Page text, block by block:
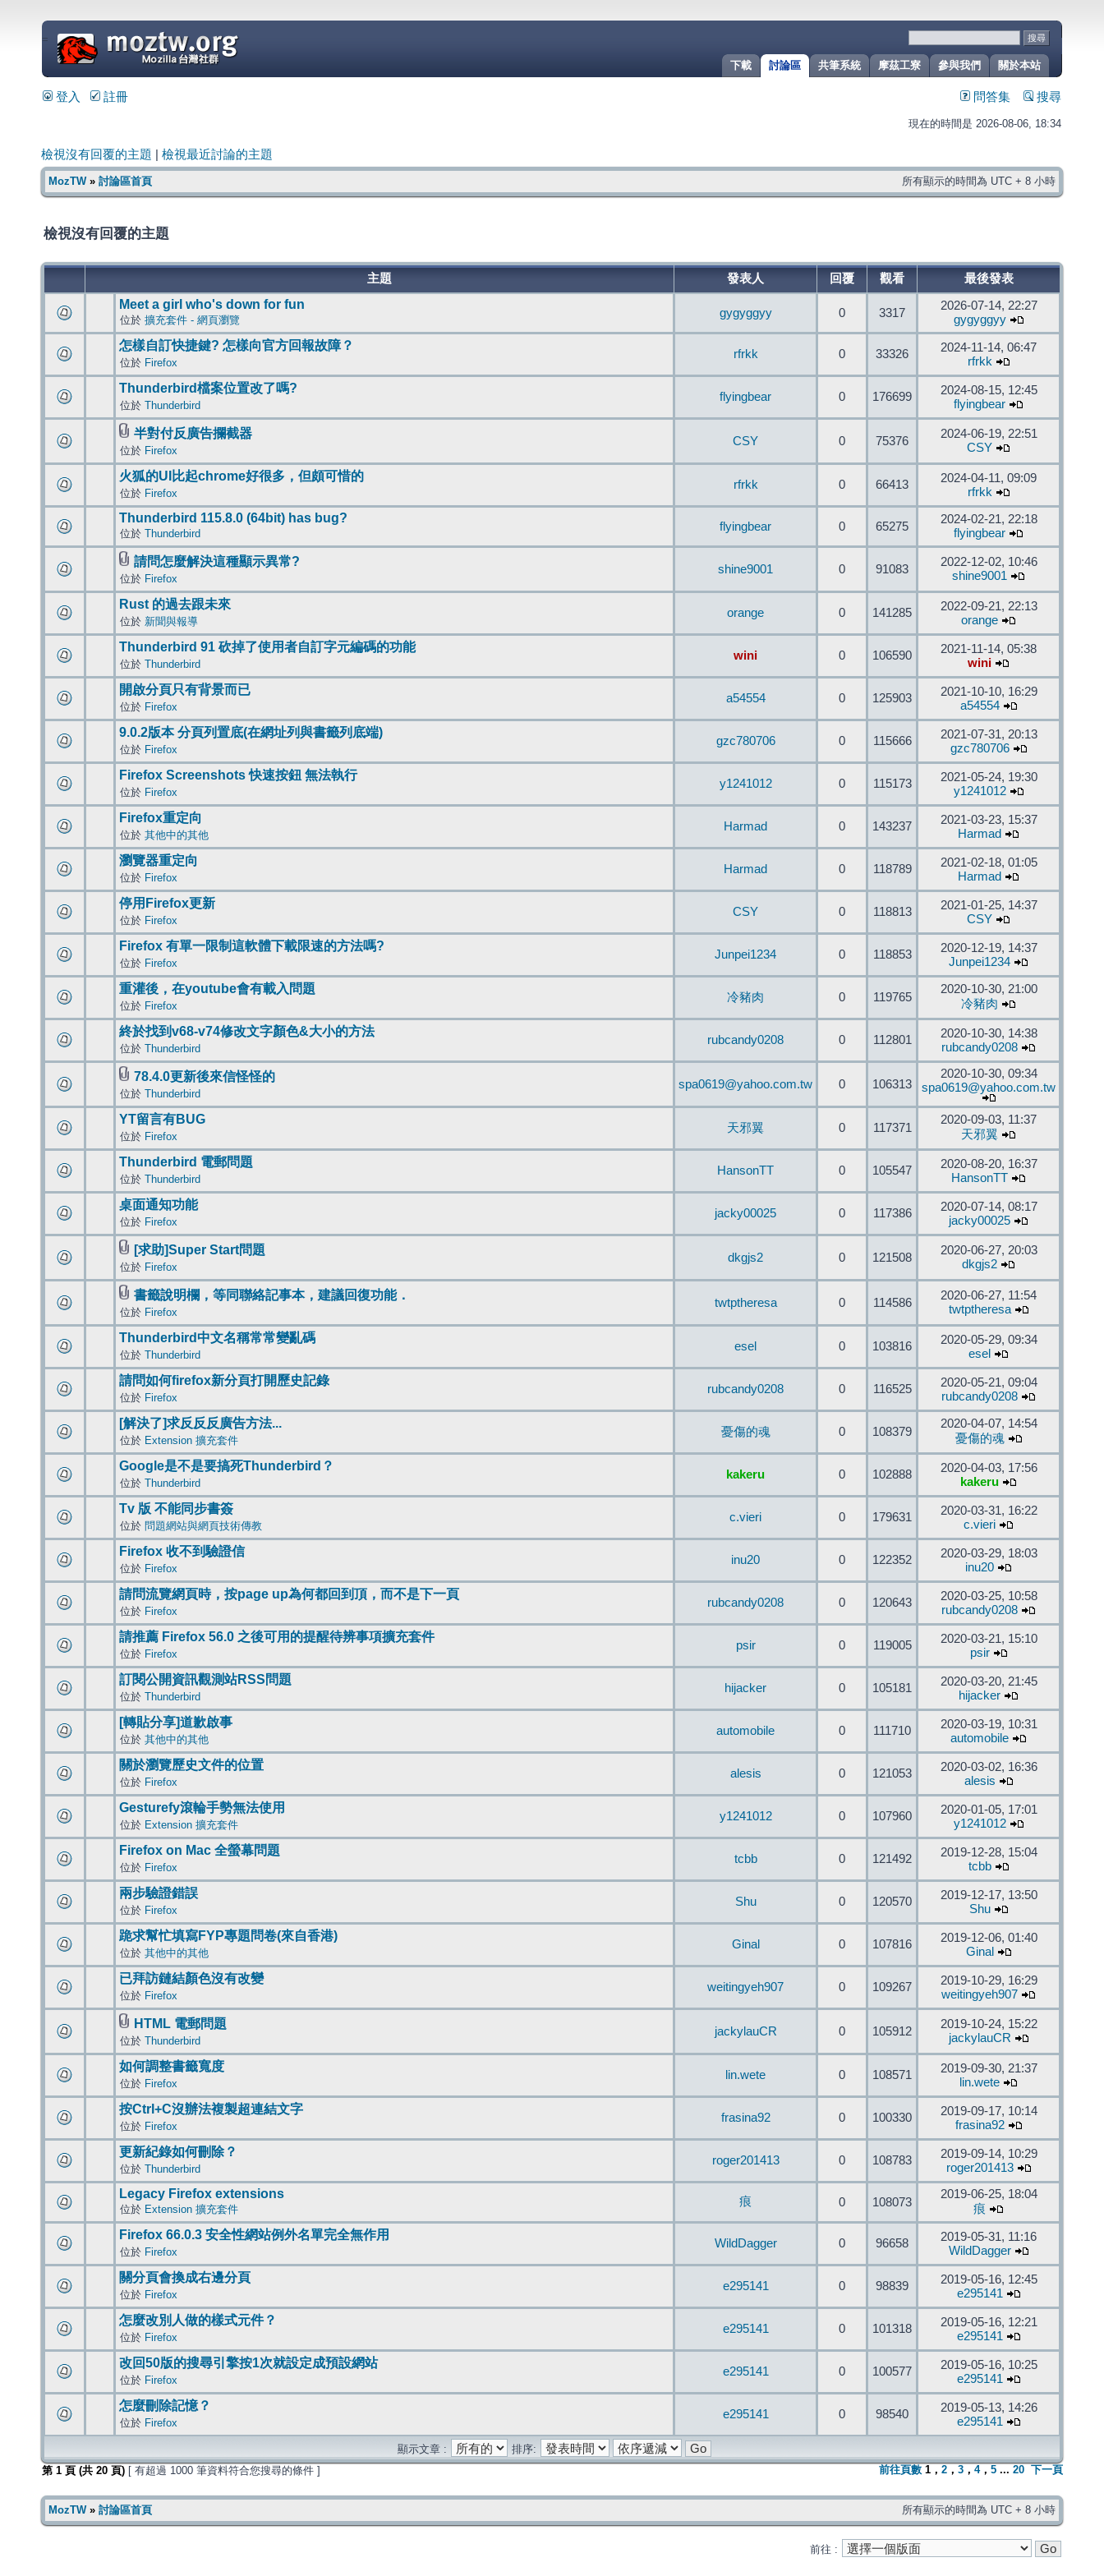
關於本站
參與我們
摩茲工寮
共筆系統
討論區
下載
=
登入 註冊 問答集 搜尋
現在的時間是 2026-08-06, 18:34
檢視沒有回覆的主題 檢視最近討論的主題
MozTW» 討論區首頁 所有顯示的時間為 UTC + 8 小時
檢視沒有回覆的主題
主題 發表人 回覆 觀看 最後發表
Meet a girl who's down for fun
位於 擴充套件 - 網頁瀏覽
gygyggyy 0 3317
2026-07-14, 22:27
gygyggyy
怎樣自訂快捷鍵? 怎樣向官方回報故障？
位於 Firefox
rfrkk 0 33326
2024-11-14, 06:47
rfrkk
Thunderbird檔案位置改了嗎?
位於 Thunderbird
flyingbear 0 176699
2024-08-15, 12:45
flyingbear
半對付反廣告攔截器
位於 Firefox
CSY 0 75376
2024-06-19, 22:51
CSY
火狐的UI比起chrome好很多，但頗可惜的
位於 Firefox
rfrkk 0 66413
2024-04-11, 09:09
rfrkk
Thunderbird 115.8.0 (64bit) has bug?
位於 Thunderbird
flyingbear 0 65275
2024-02-21, 22:18
flyingbear
請問怎麼解決這種顯示異常?
位於 Firefox
shine9001 0 91083
2022-12-02, 10:46
shine9001
Rust 的過去跟未來
位於 新聞與報導
orange 0 141285
2022-09-21, 22:13
orange
Thunderbird 91 砍掉了使用者自訂字元編碼的功能
位於 Thunderbird
wini 0 106590
2021-11-14, 05:38
wini
開啟分頁只有背景而已
位於 Firefox
a54554 0 125903
2021-10-10, 16:29
a54554
9.0.2版本 分頁列置底(在網址列與書籤列底端)
位於 Firefox
gzc780706 0 115666
2021-07-31, 20:13
gzc780706
Firefox Screenshots 快速按鈕 無法執行
位於 Firefox
y1241012 0 115173
2021-05-24, 19:30
y1241012
Firefox重定向
位於 其他中的其他
Harmad 0 143237
2021-03-23, 15:37
Harmad
瀏覽器重定向
位於 Firefox
Harmad 0 118789
2021-02-18, 01:05
Harmad
停用Firefox更新
位於 Firefox
CSY 0 118813
2021-01-25, 14:37
CSY
Firefox 有單一限制這軟體下載限速的方法嗎?
位於 Firefox
Junpei1234 0 118853
2020-12-19, 14:37
Junpei1234
重灌後，在youtube會有載入問題
位於 Firefox
冷豬肉 0 119765
2020-10-30, 21:00
冷豬肉
終於找到v68-v74修改文字顏色&大小的方法
位於 Thunderbird
rubcandy0208 0 112801
2020-10-30, 14:38
rubcandy0208
78.4.0更新後來信怪怪的
位於 Thunderbird
spa0619@yahoo.com.tw 0 106313
2020-10-30, 09:34
spa0619@yahoo.com.tw
YT留言有BUG
位於 Firefox
天邪翼 0 117371
2020-09-03, 11:37
天邪翼
Thunderbird 電郵問題
位於 Thunderbird
HansonTT 0 105547
2020-08-20, 16:37
HansonTT
桌面通知功能
位於 Firefox
jacky00025 0 117386
2020-07-14, 08:17
jacky00025
[求助]Super Start問題
位於 Firefox
dkgjs2 0 121508
2020-06-27, 20:03
dkgjs2
書籤說明欄，等同聯絡記事本，建議回復功能．
位於 Firefox
twtptheresa 0 114586
2020-06-27, 11:54
twtptheresa
Thunderbird中文名稱常常變亂碼
位於 Thunderbird
esel 0 103816
2020-05-29, 09:34
esel
請問如何firefox新分頁打開歷史記錄
位於 Firefox
rubcandy0208 0 116525
2020-05-21, 09:04
rubcandy0208
[解決了]求反反反廣告方法...
位於 Extension 擴充套件
憂傷的魂 0 108379
2020-04-07, 14:54
憂傷的魂
Google是不是要搞死Thunderbird？
位於 Thunderbird
kakeru 0 102888
2020-04-03, 17:56
kakeru
Tv 版 不能同步書簽
位於 問題網站與網頁技術傳教
c.vieri 0 179631
2020-03-31, 16:22
c.vieri
Firefox 收不到驗證信
位於 Firefox
inu20 0 122352
2020-03-29, 18:03
inu20
請問流覽網頁時，按page up為何都回到頂，而不是下一頁
位於 Firefox
rubcandy0208 0 120643
2020-03-25, 10:58
rubcandy0208
請推薦 Firefox 56.0 之後可用的提醒待辨事項擴充套件
位於 Firefox
psir 0 119005
2020-03-21, 15:10
psir
訂閱公開資訊觀測站RSS問題
位於 Thunderbird
hijacker 0 105181
2020-03-20, 21:45
hijacker
[轉貼分享]道歉啟事
位於 其他中的其他
automobile 0 111710
2020-03-19, 10:31
automobile
關於瀏覽歷史文件的位置
位於 Firefox
alesis 0 121053
2020-03-02, 16:36
alesis
Gesturefy滾輪手勢無法使用
位於 Extension 擴充套件
y1241012 0 107960
2020-01-05, 17:01
y1241012
Firefox on Mac 全螢幕問題
位於 Firefox
tcbb 0 121492
2019-12-28, 15:04
tcbb
兩步驗證錯誤
位於 Firefox
Shu 0 120570
2019-12-17, 13:50
Shu
跪求幫忙填寫FYP專題問卷(來自香港)
位於 其他中的其他
Ginal 0 107816
2019-12-06, 01:40
Ginal
已拜訪鏈結顏色沒有改變
位於 Firefox
weitingyeh907 0 109267
2019-10-29, 16:29
weitingyeh907
HTML 電郵問題
位於 Thunderbird
jackylauCR 0 105912
2019-10-24, 15:22
jackylauCR
如何調整書籤寬度
位於 Firefox
lin.wete 0 108571
2019-09-30, 21:37
lin.wete
按Ctrl+C沒辦法複製超連結文字
位於 Firefox
frasina92 0 100330
2019-09-17, 10:14
frasina92
更新紀錄如何刪除？
位於 Thunderbird
roger201413 0 108783
2019-09-14, 10:29
roger201413
Legacy Firefox extensions
位於 Extension 擴充套件
痕 0 108073
2019-06-25, 18:04
痕
Firefox 66.0.3 安全性網站例外名單完全無作用
位於 Firefox
WildDagger 0 96658
2019-05-31, 11:16
WildDagger
關分頁會換成右邊分頁
位於 Firefox
e295141 0 98839
2019-05-16, 12:45
e295141
怎麼改別人做的樣式元件？
位於 Firefox
e295141 0 101318
2019-05-16, 12:21
e295141
改回50版的搜尋引擎按1次就設定成預設網站
位於 Firefox
e295141 0 100577
2019-05-16, 10:25
e295141
怎麼刪除記憶？
位於 Firefox
e295141 0 98540
2019-05-13, 14:26
e295141
顯示文章 :
排序:
第 1 頁 (共 20 頁) [ 有超過 1000 筆資料符合您搜尋的條件 ] 前往頁數 1 ， 2 ， 3 ， 4， 5 ... 20 下一頁
MozTW» 討論區首頁 所有顯示的時間為 UTC + 8 小時
前往 :